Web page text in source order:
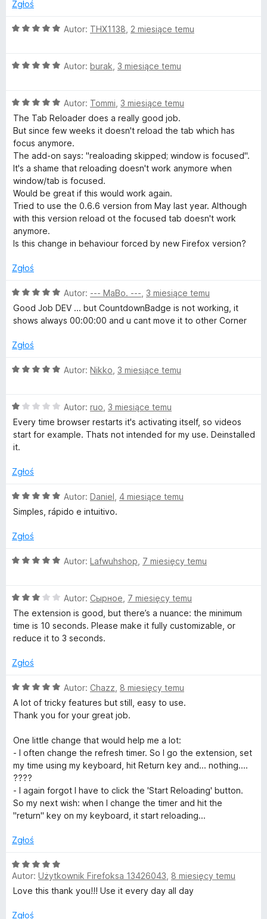
o
d
e
r
(
p
a
g
a
t
r
r
s
h
)
5
5
:
5
Zgłoś
O
n
5
/
5
Autor: THX1138 2 miesiące temu
O
n
a
:
5
/
5
Autor: burak 3 miesiące temu
O
c
e
n
a
:
5
/
5
Autor: Tommi 3 miesiące temu
The Tab Reloader does a really good job.
But since few weeks it doesn't reload the tab which has
focus anymore.
The add-on says: "realoading skipped; window is focused".
It's a shame that reloading doesn't work anymore when
window/tab is focused.
Would be great if this would work again.
Tried to use the 0.6.6 version from May last year. Although
with this version reload ot the focused tab doesn't work
anymore.
Is this change in behaviour forced by new Firefox version?
Zgłoś
O
c
e
a
5
Autor: --- MaBo. --- 3 miesiące temu
Good Job DEV ... but CountdownBadge is not working, it
shows always 00:00:00 and u cant move it to other Corner
Zgłoś
O
n
a
:
5
5
Autor: Nikko 3 miesiące temu
O
c
e
n
:
/
5
Autor: ruo 3 miesiące temu
Every time browser restarts it's activating itself, so videos
start for example. Thats not intended for my use. Deinstalled
it.
Zgłoś
O
c
n
:
5
Autor: Daniel 4 miesiące temu
Simples, rápido e intuitivo.
Zgłoś
O
n
a
:
5
5
Autor: Lafwuhshop 7 miesięcy temu
O
c
e
n
:
/
5
Autor: Сырное 7 miesięcy temu
The extension is good, but there’s a nuance: the minimum
time is 10 seconds. Please make it fully customizable, or
reduce it to 3 seconds.
Zgłoś
O
c
e
a
5
/
Autor: Chazz 8 miesięcy temu
A lot of tricky features but still, easy to use.
Thank you for your great job.
One little change that would help me a lot:
- I often change the refresh timer. So I go the extension, set
my time using my keyboard, hit Return key and... nothing....
????
- I again forgot I have to click the 'Start Reloading' button.
So my next wish: when I change the timer and hit the
"return" key on my keyboard, it start reloading...
Zgłoś
O
c
e
a
Autor: Użytkownik Firefoksa 13426043 8 miesięcy temu
Love this thank you!!! Use it every day all day
Zgłoś